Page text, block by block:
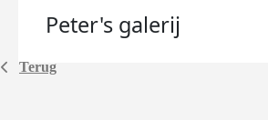
Terug
Peter's galerij